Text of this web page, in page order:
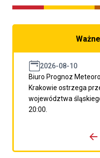
2026-08-10
Biuro Prognoz
Krakowie ostrzega
województwa
20:00.
porzpedniego komunikatu